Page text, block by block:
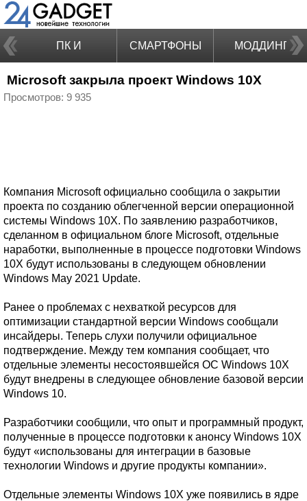
ПК И
НОУТБУКИ
СМАРТФОНЫ МОДДИНГ
Microsoft закрыла проект Windows 10X
Просмотров: 9 935
Компания Microsoft официально сообщила о закрытии
проекта по созданию облегченной версии операционной
системы Windows 10X. По заявлению разработчиков,
сделанном в официальном блоге Microsoft, отдельные
наработки, выполненные в процессе подготовки Windows
10X будут использованы в следующем обновлении
Windows May 2021 Update.
Ранее о проблемах с нехваткой ресурсов для
оптимизации стандартной версии Windows сообщали
инсайдеры. Теперь слухи получили официальное
подтверждение. Между тем компания сообщает, что
отдельные элементы несостоявшейся ОС Windows 10X
будут внедрены в следующее обновление базовой версии
Windows 10.
Разработчики сообщили, что опыт и программный продукт,
полученные в процессе подготовки к анонсу Windows 10X
будут «использованы для интеграции в базовые
технологии Windows и другие продукты компании».
Отдельные элементы Windows 10X уже появились в ядре